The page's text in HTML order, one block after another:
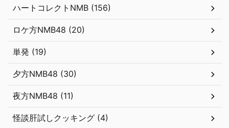
ハートコレクトNMB (156)
ロケ方NMB48 (20)
単発 (19)
夕方NMB48 (30)
夜方NMB48 (11)
怪談肝試しクッキング (4)